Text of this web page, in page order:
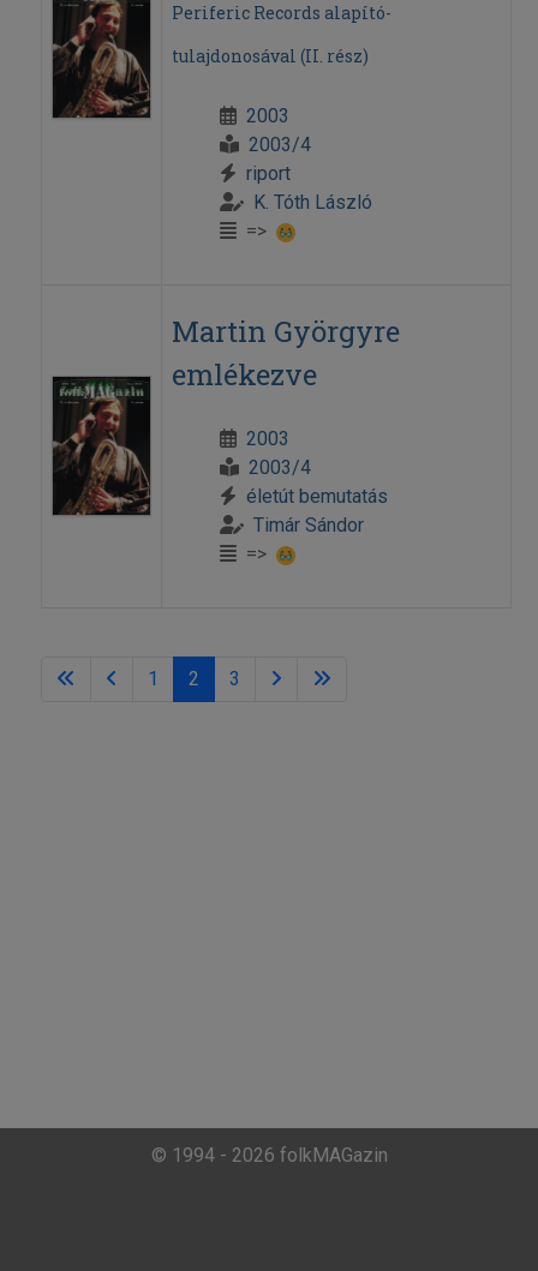
Periferic Records alapító-
tulajdonosával (II. rész)
2003
2003/4
riport
K. Tóth László
=>
Martin Györgyre
emlékezve
2003
2003/4
életút bemutatás
Timár Sándor
=>
1 2 3
© 1994 - 2026 folkMAGazin